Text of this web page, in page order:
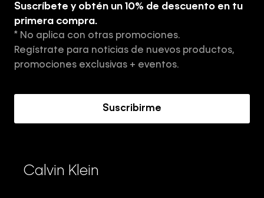
Tiendas
Aviso de privacidad
Términos y Condiciones
Suscríbete y obtén un 10% de descuento en tu
primera compra.
* No aplica con otras promociones.
Regístrate para noticias de nuevos productos,
promociones exclusivas + eventos.
Suscribirme
Calvin Klein